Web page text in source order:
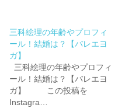
三科絵理の年齢やプロフィ
ール！結婚は？【バレエヨ
ガ】
三科絵理の年齢やプロフィ
ール！結婚は？【バレエヨ
ガ】 この投稿を
Instagra…